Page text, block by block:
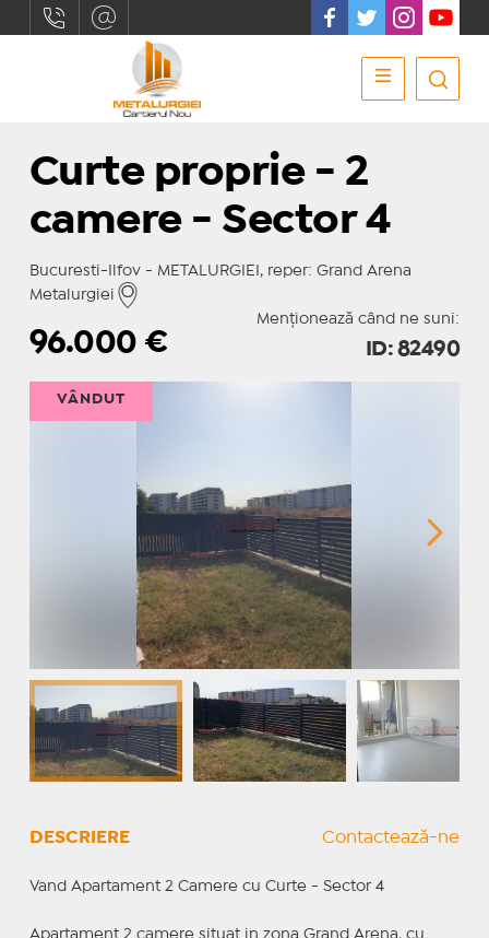
Curte proprie - 2
camere - Sector 4
Bucuresti-Ilfov - METALURGIEI, reper: Grand Arena
Metalurgiei
Menționează când ne suni:
96.000€ ID: 82490
VÂNDUT
DESCRIERE Contactează-ne
Vand Apartament 2 Camere cu Curte - Sector 4
Apartament 2 camere situat in zona Grand Arena, cu